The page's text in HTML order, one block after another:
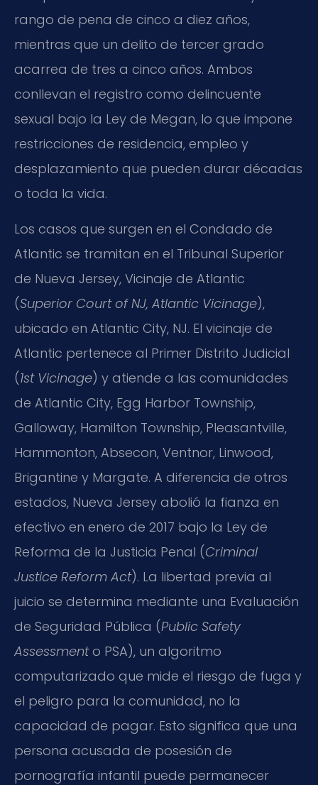
rango de pena de cinco a diez años,
mientras que un delito de tercer grado
acarrea de tres a cinco años. Ambos
conllevan el registro como delincuente
sexual bajo la Ley de Megan, lo que impone
restricciones de residencia, empleo y
desplazamiento que pueden durar décadas
o toda la vida.
Los casos que surgen en el Condado de
Atlantic se tramitan en el Tribunal Superior
de Nueva Jersey, Vicinaje de Atlantic
(Superior Court of NJ, Atlantic Vicinage),
ubicado en Atlantic City, NJ. El vicinaje de
Atlantic pertenece al Primer Distrito Judicial
(1st Vicinage) y atiende a las comunidades
de Atlantic City, Egg Harbor Township,
Galloway, Hamilton Township, Pleasantville,
Hammonton, Absecon, Ventnor, Linwood,
Brigantine y Margate. A diferencia de otros
estados, Nueva Jersey abolió la fianza en
efectivo en enero de 2017 bajo la Ley de
Reforma de la Justicia Penal (Criminal
Justice Reform Act). La libertad previa al
juicio se determina mediante una Evaluación
de Seguridad Pública (Public Safety
Assessmento PSA), un algoritmo
computarizado que mide el riesgo de fuga y
el peligro para la comunidad, no la
capacidad de pagar. Esto significa que una
persona acusada de posesión de
pornografía infantil puede permanecer